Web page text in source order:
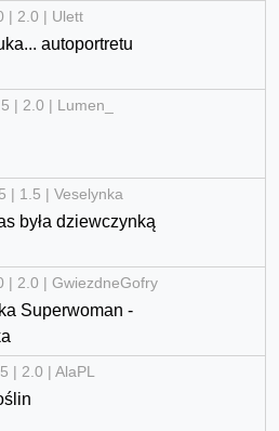
| 2.0 | Ulett
autoportretu
| 2.0 | Lumen_
| 1.5 | Veselynka
była dziewczynką
| 2.0 | GwiezdneGofry
Superwoman -
| 2.0 | AlaPL